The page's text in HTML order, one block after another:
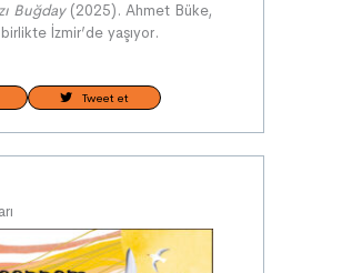
Buğday(2025). Ahmet Büke,
İzmir’de yaşıyor.
Tweet et